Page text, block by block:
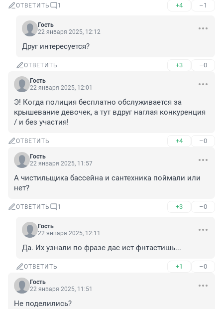
ОТВЕТИТЬ 1 +4 –1
Гость
22 января 2025, 12:12
Друг интересуется?
ОТВЕТИТЬ +3 –0
Гость
22 января 2025, 12:01
Э! Когда полиция бесплатно обслуживается за
крышевание девочек, а тут вдруг наглая конкуренция
/ и без участия!
ОТВЕТИТЬ +4 –0
Гость
22 января 2025, 11:57
А чистильщика бассейна и сантехника поймали или
нет?
ОТВЕТИТЬ 1 +3 –0
Гость
22 января 2025, 12:11
Да. Их узнали по фразе дас ист фнтастишь...
ОТВЕТИТЬ +1 –0
Гость
22 января 2025, 11:51
Не поделились?